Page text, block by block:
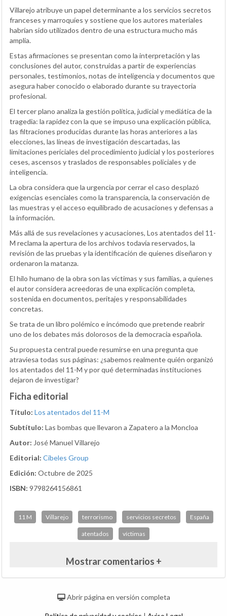
Villarejo atribuye un papel determinante a los servicios secretos
franceses y marroquíes y sostiene que los autores materiales
habrían sido utilizados dentro de una estructura mucho más
amplia.
Estas afirmaciones se presentan como la interpretación y las
conclusiones del autor, construidas a partir de experiencias
personales, testimonios, notas de inteligencia y documentos que
asegura haber conocido o elaborado durante su trayectoria
profesional.
El tercer plano analiza la gestión política, judicial y mediática de la
tragedia: la rapidez con la que se impuso una explicación pública,
las filtraciones producidas durante las horas anteriores a las
elecciones, las líneas de investigación descartadas, las
limitaciones periciales del procedimiento judicial y los posteriores
ceses, ascensos y traslados de responsables policiales y de
inteligencia.
La obra considera que la urgencia por cerrar el caso desplazó
exigencias esenciales como la transparencia, la conservación de
las muestras y el acceso equilibrado de acusaciones y defensas a
la información.
Más allá de sus revelaciones y acusaciones, Los atentados del 11-
M reclama la apertura de los archivos todavía reservados, la
revisión de las pruebas y la identificación de quienes diseñaron y
ordenaron la matanza.
El hilo humano de la obra son las víctimas y sus familias, a quienes
el autor considera acreedoras de una explicación completa,
sostenida en documentos, peritajes y responsabilidades
concretas.
Se trata de un libro polémico e incómodo que pretende reabrir
uno de los debates más dolorosos de la democracia española.
Su propuesta central puede resumirse en una pregunta que
atraviesa todas sus páginas: ¿sabemos realmente quién organizó
los atentados del 11-M y por qué determinadas instituciones
dejaron de investigar?
Ficha editorial
Título: Los atentados del 11-M
Subtítulo: Las bombas que llevaron a Zapatero a la Moncloa
Autor: José Manuel Villarejo
Editorial: Cibeles Group
Edición: Octubre de 2025
ISBN: 9798264156861
11 M Villarejo terrorismo servicios secretos España
atentados víctimas
Mostrar comentarios +
Abrir página en versión completa